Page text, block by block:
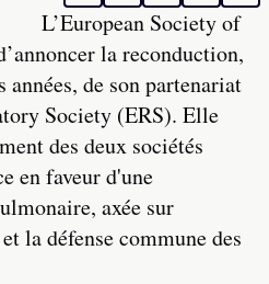
L’European Society of
la reconduction,
de son partenariat
Society (ERS). Elle
des deux sociétés
en faveur d'une
axée sur
la défense commune des